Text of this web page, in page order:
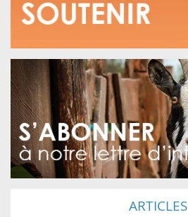
ARTICLES